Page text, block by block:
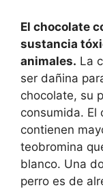
El chocolate
sustancia
animales. La
ser dañina
chocolate, su
consumida. El
contienen
teobromina
blanco. Una
perro es de